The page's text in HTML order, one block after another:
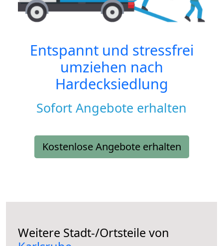
Entspannt und stressfrei
umziehen nach
Hardecksiedlung
Sofort Angebote erhalten
Kostenlose Angebote erhalten
Weitere Stadt-/Ortsteile von